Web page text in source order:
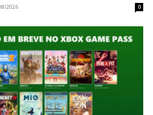
2026 0